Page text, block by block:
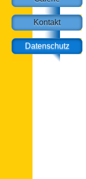
Kontakt
Datenschutz